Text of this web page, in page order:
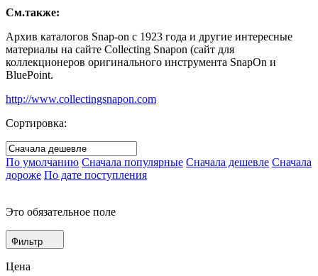
См.также:
Архив каталогов Snap-on с 1923 года и другие интересные
материалы на сайте Collecting Snapon (сайт для
коллекционеров оригинального инструмента SnapOn и
BluePoint.
http://www.collectingsnapon.com
Сортировка:
По умолчанию Сначала популярные Сначала дешевле Сначала
дороже По дате поступления
Это обязательное поле
Фильтр
Цена